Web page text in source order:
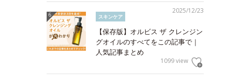
2025/12/23
スキンケア
【保存版】オルビス ザ クレンジン
グオイルのすべてをこの記事で｜
人気記事まとめ
1099 view